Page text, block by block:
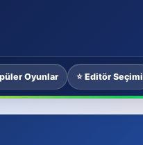
Oyunlar ⭐ Editör Seçimi